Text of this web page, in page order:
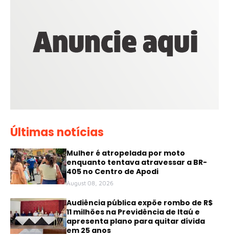
Últimas notícias
Mulher é atropelada por moto
enquanto tentava atravessar a BR-
405 no Centro de Apodi
August 08, 2026
Audiência pública expõe rombo de R$
11 milhões na Previdência de Itaú e
apresenta plano para quitar dívida
em 25 anos